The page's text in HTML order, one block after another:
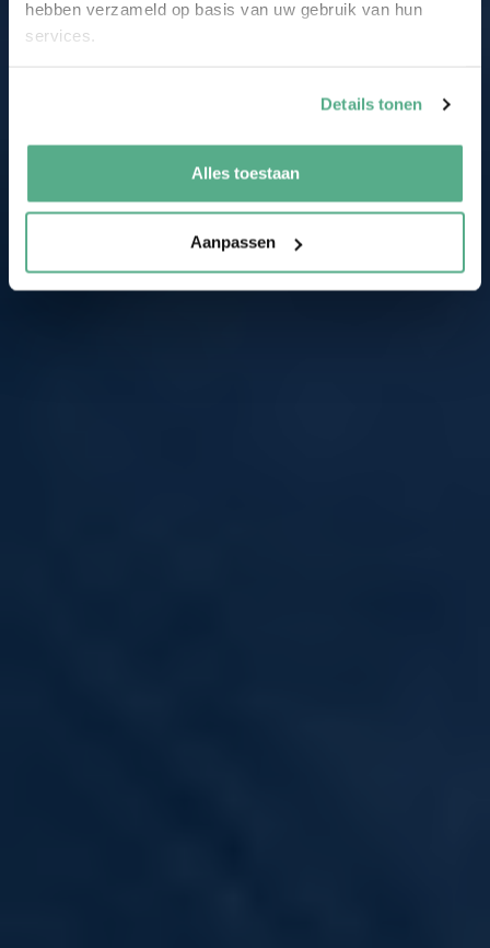
hebben verzameld op basis van uw gebruik van hun
services.
Details tonen
Alles toestaan
Aanpassen